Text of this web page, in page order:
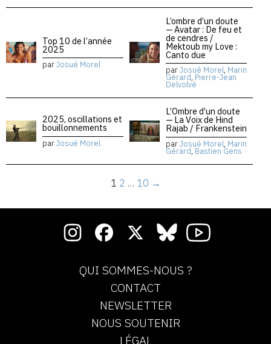
Top 10 de l’année
2025
parJosué Morel
L’ombre d’un doute
— Avatar : De feu et
de cendres /
Mektoub my Love :
Canto due
parJosué Morel, Marin
Gérard, Pierre-Jean
Delvolvé
2025, oscillations et
bouillonnements
parJosué Morel
L’Ombre d’un doute
— La Voix de Hind
Rajab / Frankenstein
parJosué Morel, Marin
Gérard, Bastien Gens
1 2 … 10 →
QUI SOMMES-NOUS ?
CONTACT
NEWSLETTER
NOUS SOUTENIR
LÉGAL